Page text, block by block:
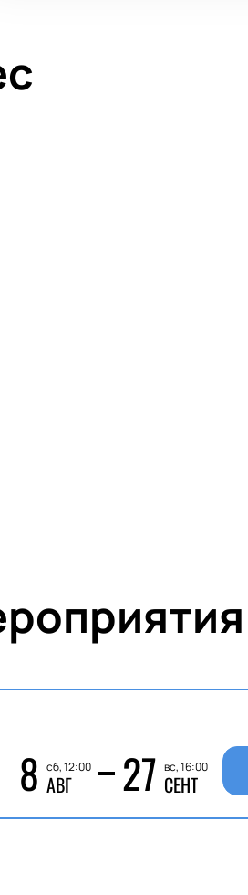
8 сб, 12:00
АВГ 27 вс, 16:00
СЕНТ